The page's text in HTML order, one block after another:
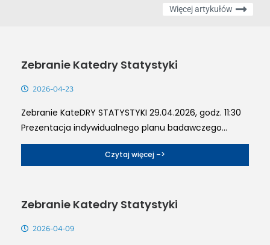
Więcej artykułów
Zebranie Katedry Statystyki
2026-04-23
Zebranie KateDRY STATYSTYKI 29.04.2026, godz. 11:30
Prezentacja indywidualnego planu badawczego...
Czytaj więcej –>
Zebranie Katedry Statystyki
2026-04-09